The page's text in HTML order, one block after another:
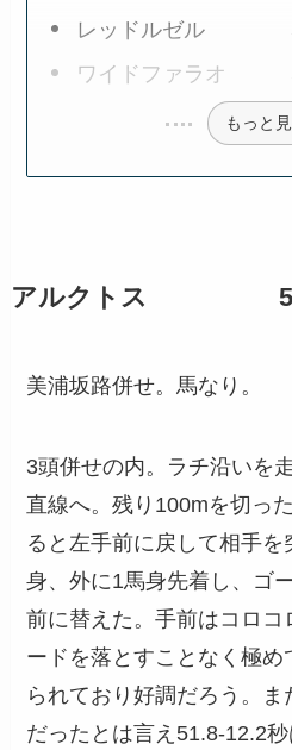
レッドルゼル
ワイドファラオ
もっと
アルクトス 57.0
美浦坂路併せ。馬なり。
3頭併せの内。ラチ沿いを
直線へ。残り100mを切っ
ると左手前に戻して相手
身、外に1馬身先着し、ゴ
前に替えた。手前はコロ
ードを落とすことなく極め
られており好調だろう。ま
だったとは言え51.8-12.2